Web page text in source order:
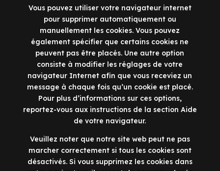
Vous pouvez utiliser votre navigateur internet
pour supprimer automatiquement ou
manuellement les cookies. Vous pouvez
également spécifier que certains cookies ne
peuvent pas être placés. Une autre option
consiste à modifier les réglages de votre
navigateur Internet afin que vous receviez un
message à chaque fois qu’un cookie est placé.
Pour plus d’informations sur ces options,
reportez-vous aux instructions de la section Aide
de votre navigateur.
Veuillez noter que notre site web peut ne pas
marcher correctement si tous les cookies sont
désactivés. Si vous supprimez les cookies dans